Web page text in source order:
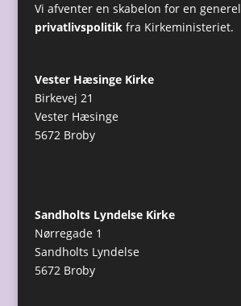
Vi afventer en skabelon for en generel
privatlivspolitikfra Kirkeministeriet.
Vester Hæsinge Kirke
Birkevej 21
Vester Hæsinge
5672 Broby
Sandholts Lyndelse Kirke
Nørregade 1
Sandholts Lyndelse
5672 Broby